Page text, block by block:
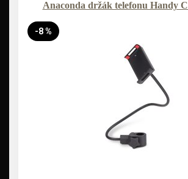
Anaconda držák telefonu Handy
-8 %